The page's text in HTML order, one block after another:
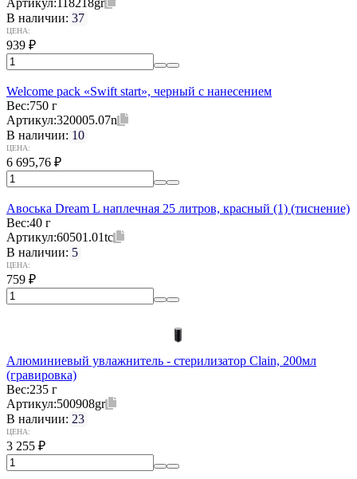
В наличии: 37
ЦЕНА:
939 ₽
Welcome pack «Swift start», черный с нанесением
Вес:750 г
Артикул:320005.07n
В наличии: 10
ЦЕНА:
6 695,76 ₽
Авоська Dream L наплечная 25 литров, красный (1) (тиснение)
Вес:40 г
Артикул:60501.01tc
В наличии: 5
ЦЕНА:
759 ₽
Алюминиевый увлажнитель - стерилизатор Clain, 200мл
(гравировка)
Вес:235 г
Артикул:500908gr
В наличии: 23
ЦЕНА:
3 255 ₽